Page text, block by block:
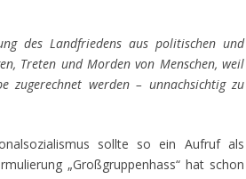
des Landfriedens aus politischen und
Treten und Morden von Menschen, weil
zugerechnet werden – unnachsichtig zu
sollte so ein Aufruf als
„Großgruppenhass“ hat schon